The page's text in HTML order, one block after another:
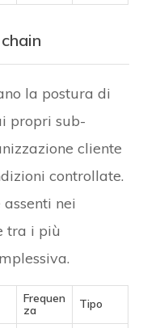
la postura di
propri sub-
cliente
controllate.
nei
tra i più
Frequen
za
Tipo